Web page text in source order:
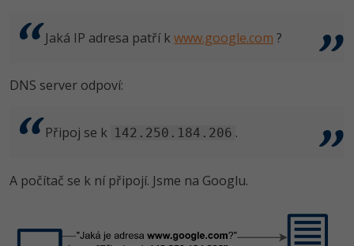
Jaká IP adresa patří kwww.google.com ?
DNS server odpoví:
Připoj se k 142.250.184.206 .
A počítač se k ní připojí. Jsme na Googlu.